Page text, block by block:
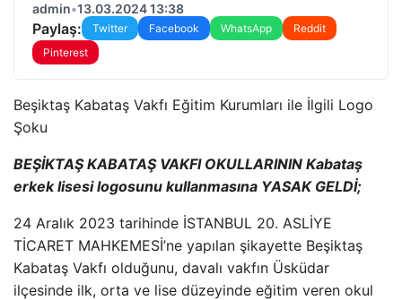
admin•13.03.2024 13:38
Paylaş: Twitter Facebook WhatsApp
Reddit
Pinterest
Beşiktaş Kabataş Vakfı Eğitim Kurumları ile İlgili Logo
Şoku
BEŞİKTAŞ KABATAŞ VAKFI OKULLARININ Kabataş
erkek lisesi logosunu kullanmasına YASAK GELDİ;
24 Aralık 2023 tarihinde İSTANBUL 20. ASLİYE
TİCARET MAHKEMESİ’ne yapılan şikayette Beşiktaş
Kabataş Vakfı olduğunu, davalı vakfın Üsküdar
ilçesinde ilk, orta ve lise düzeyinde eğitim veren okul